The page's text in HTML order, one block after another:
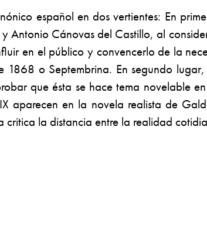
español en dos vertientes: En
Antonio Cánovas del Castillo, al
en el público y convencerlo de la
1868 o Septembrina. En segundo
que ésta se hace tema novelable
aparecen en la novela realista de
la distancia entre la realidad